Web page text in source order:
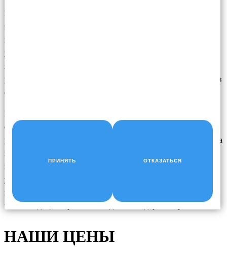
Поскольку системы кондиционирования делаются меньше и
эффективнее, то и их компоненты тоже. Одним из
компонентов, размеры которого с годами значительно
уменьшились, является испаритель, расположенный под
приборной панелью. Этот компонент очень похож на
радиатор по конструкции и отвечает за отвод тепла и влаги из
салона.
Если испаритель кондиционера вашего автомобиля вышел из
строя, вы все равно можете управлять автомобилем, но не
рекомендуется запускать систему кондиционирования воздуха
вашего автомобиля со сломанным испарителем. Мы советуем
вам прекратить использование кондиционера, пока не будет
устранена проблема, потому что он не только начнет
вырабатывать теплый воздух, но и может повредить другие
части кондиционера, что обойдется вам дороже в ремонте.
НАШИ ЦЕНЫ
ПРИНЯТЬ ОТКАЗАТЬСЯ